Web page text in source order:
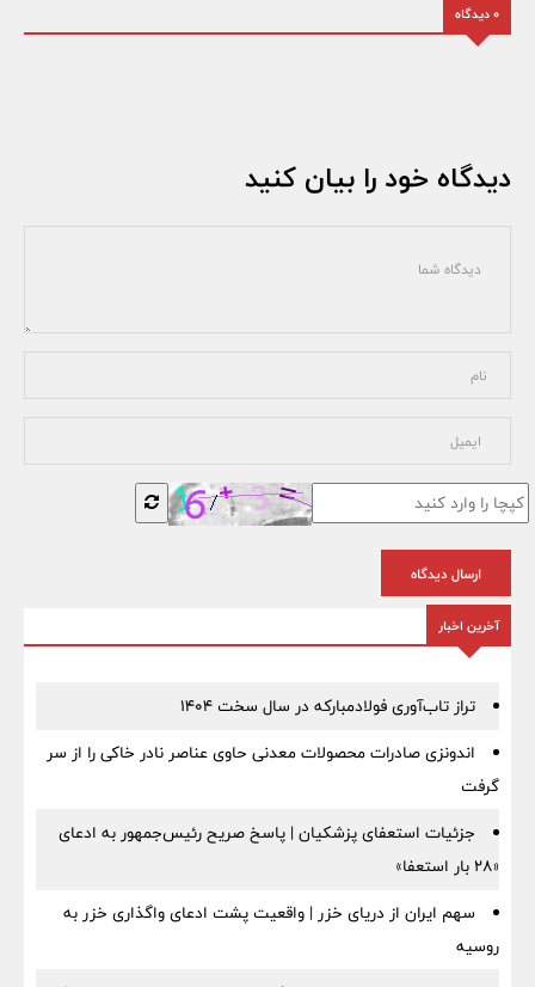
0 دیدگاه
دیدگاه خود را بیان کنید
ارسال دیدگاه
آخرین اخبار
تراز تاب‌آوری فولادمبارکه در سال سخت ۱۴۰۴
اندونزی صادرات محصولات معدنی حاوی عناصر نادر خاکی را از سر
گرفت
جزئیات استعفای پزشکیان | پاسخ صریح رئیس‌جمهور به ادعای
«۲۸ بار استعفا»
سهم ایران از دریای خزر | واقعیت پشت ادعای واگذاری خزر به
روسیه